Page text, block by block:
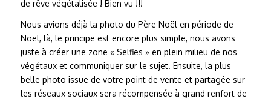
de rêve végétalisée ! Bien vu !!!
Nous avions déjà la photo du Père Noël en période de
Noël, là, le principe est encore plus simple, nous avons
juste à créer une zone « Selfies » en plein milieu de nos
végétaux et communiquer sur le sujet. Ensuite, la plus
belle photo issue de votre point de vente et partagée sur
les réseaux sociaux sera récompensée à grand renfort de